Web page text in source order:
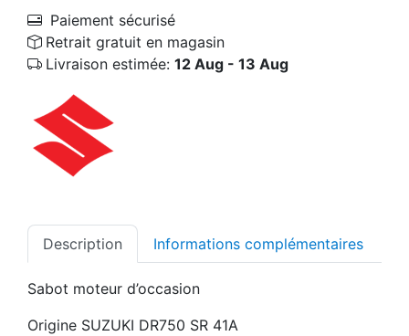
Paiement sécurisé
Retrait gratuit en magasin
Livraison estimée: 12 Aug - 13 Aug
Description Informations complémentaires
Sabot moteur d’occasion
Origine SUZUKI DR750 SR 41A